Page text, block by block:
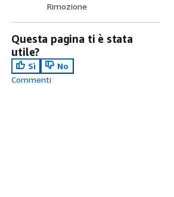
Rimozione
Questa pagina ti è stata
utile?
Sì
No
Commenti